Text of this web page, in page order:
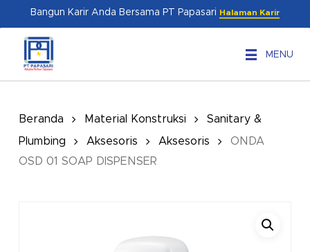
content
Bangun Karir Anda Bersama PT Papasari Halaman Karir
MENU
Beranda Material Konstruksi
Sanitary &
Plumbing
Aksesoris Aksesoris
ONDA
OSD 01 SOAP DISPENSER
Menu